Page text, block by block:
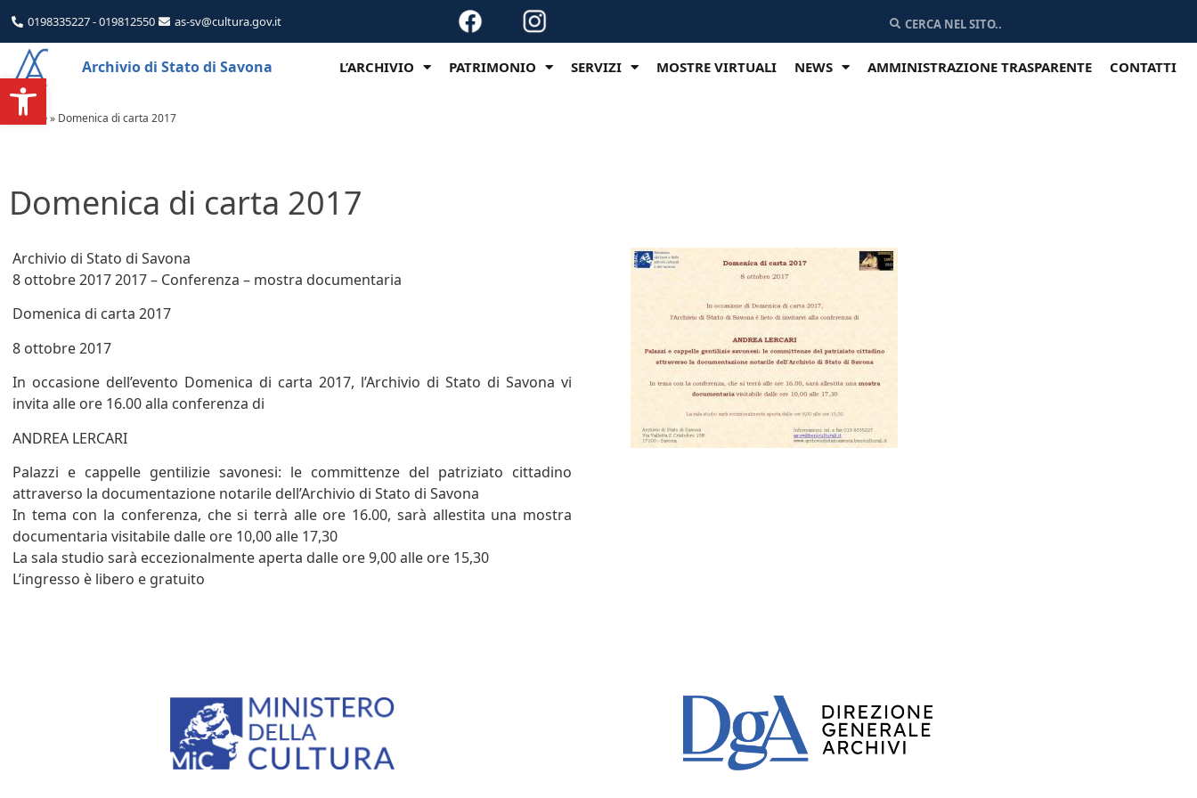
Apri la barra degli strumenti
0198335227 - 019812550 as-sv@cultura.gov.it
Archivio di Stato di Savona L’ARCHIVIO PATRIMONIO SERVIZI MOSTRE VIRTUALI NEWS AMMINISTRAZIONE TRASPARENTE CONTATTI
Home» Domenica di carta 2017
Domenica di carta 2017
Archivio di Stato di Savona
8 ottobre 2017 2017 – Conferenza – mostra documentaria
Domenica di carta 2017
8 ottobre 2017
In occasione dell’evento Domenica di carta 2017, l’Archivio di Stato di Savona vi
invita alle ore 16.00 alla conferenza di
ANDREA LERCARI
Palazzi e cappelle gentilizie savonesi: le committenze del patriziato cittadino
attraverso la documentazione notarile dell’Archivio di Stato di Savona
In tema con la conferenza, che si terrà alle ore 16.00, sarà allestita una mostra
documentaria visitabile dalle ore 10,00 alle 17,30
La sala studio sarà eccezionalmente aperta dalle ore 9,00 alle ore 15,30
L’ingresso è libero e gratuito